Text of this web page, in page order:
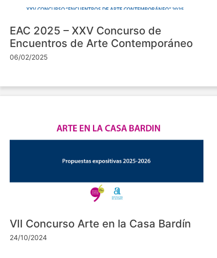
EAC 2025 – XXV Concurso de
Encuentros de Arte Contemporáneo
06/02/2025
VII Concurso Arte en la Casa Bardín
24/10/2024